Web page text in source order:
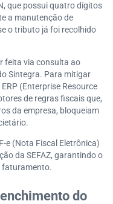
que possui quatro dígitos
a manutenção de
o tributo já foi recolhido
feita via consulta ao
Sintegra. Para mitigar
(Enterprise Resource
de regras fiscais que,
da empresa, bloqueiam
e (Nota Fiscal Eletrônica)
da SEFAZ, garantindo o
faturamento.
do